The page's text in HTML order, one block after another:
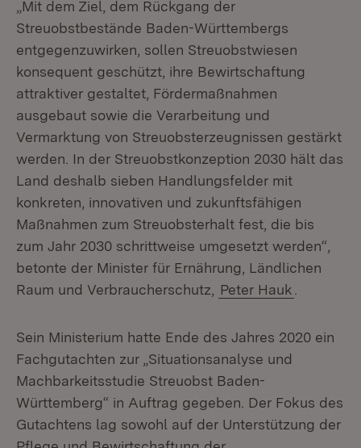
„Mit dem Ziel, dem Rückgang der
Streuobstbestände Baden-Württembergs
entgegenzuwirken, sollen Streuobstwiesen
konsequent geschützt, ihre Bewirtschaftung
attraktiver gestaltet, Fördermaßnahmen
ausgebaut sowie die Verarbeitung und
Vermarktung von Streuobsterzeugnissen gestärkt
werden. In der Streuobstkonzeption 2030 hält das
Land deshalb sieben Handlungsfelder mit
konkreten, innovativen und zukunftsfähigen
Maßnahmen zum Streuobsterhalt fest, die bis
zum Jahr 2030 schrittweise umgesetzt werden“,
betonte der Minister für Ernährung, Ländlichen
Raum und Verbraucherschutz,
Peter Hauk
Sein Ministerium hatte Ende des Jahres 2020 ein
Fachgutachten zur „Situationsanalyse und
Machbarkeitsstudie Streuobst Baden-
Württemberg“ in Auftrag gegeben. Der Fokus des
Gutachtens lag sowohl auf der Unterstützung der